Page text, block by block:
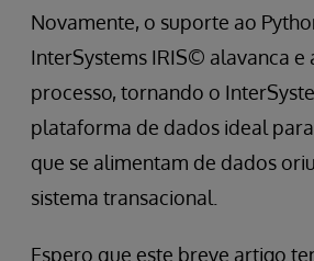
Novamente, o suporte ao
InterSystems IRIS© alavanca e
processo, tornando o
plataforma de dados ideal
que se alimentam de dados
sistema transacional.
Espero que este breve artigo